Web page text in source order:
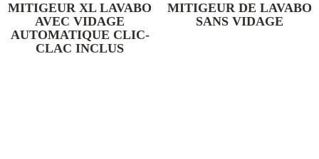
MITIGEUR XL LAVABO
AVEC VIDAGE
AUTOMATIQUE CLIC-
CLAC INCLUS
MITIGEUR DE LAVABO
SANS VIDAGE